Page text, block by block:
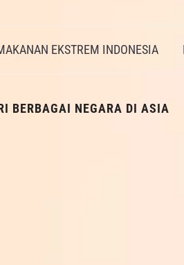
EKSTREM INDONESIA
BERBAGAI NEGARA DI ASIA